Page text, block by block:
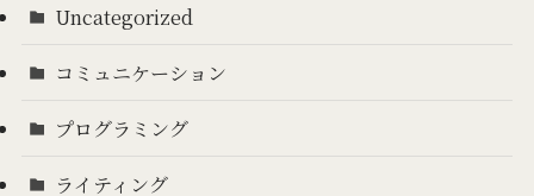
Uncategorized
コミュニケーション
プログラミング
ライティング